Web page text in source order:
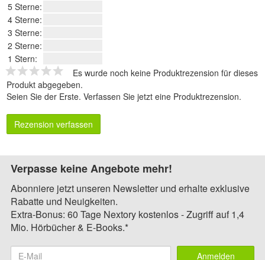
5 Sterne:
4 Sterne:
3 Sterne:
2 Sterne:
1 Stern:
Es wurde noch keine Produktrezension für dieses
Produkt abgegeben.
Seien Sie der Erste. Verfassen Sie jetzt eine Produktrezension.
Rezension verfassen
Verpasse keine Angebote mehr!
Abonniere jetzt unseren Newsletter und erhalte exklusive
Rabatte und Neuigkeiten.
Extra-Bonus: 60 Tage Nextory kostenlos - Zugriff auf 1,4
Mio. Hörbücher & E-Books.*
Anmelden